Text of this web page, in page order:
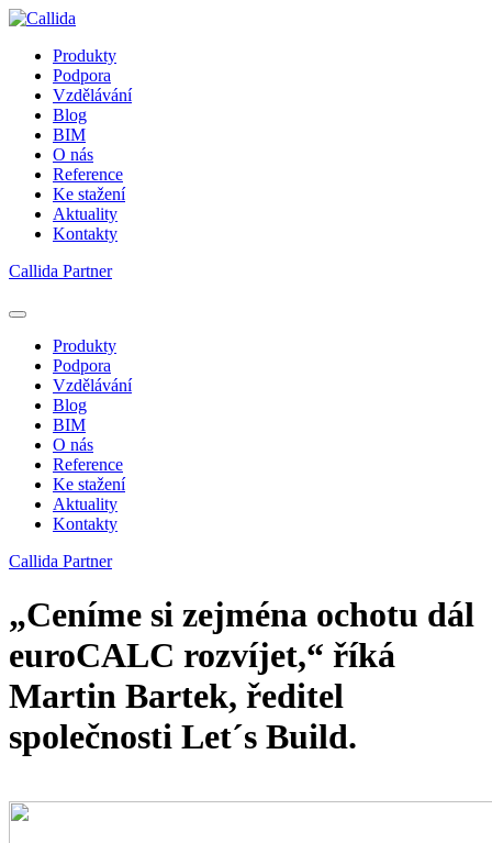
Produkty
Podpora
Vzdělávání
Blog
BIM
O nás
Reference
Ke stažení
Aktuality
Kontakty
Callida Partner
Produkty
Podpora
Vzdělávání
Blog
BIM
O nás
Reference
Ke stažení
Aktuality
Kontakty
Callida Partner
„Ceníme si zejména ochotu dál
euroCALC rozvíjet,“ říká
Martin Bartek, ředitel
společnosti Let´s Build.